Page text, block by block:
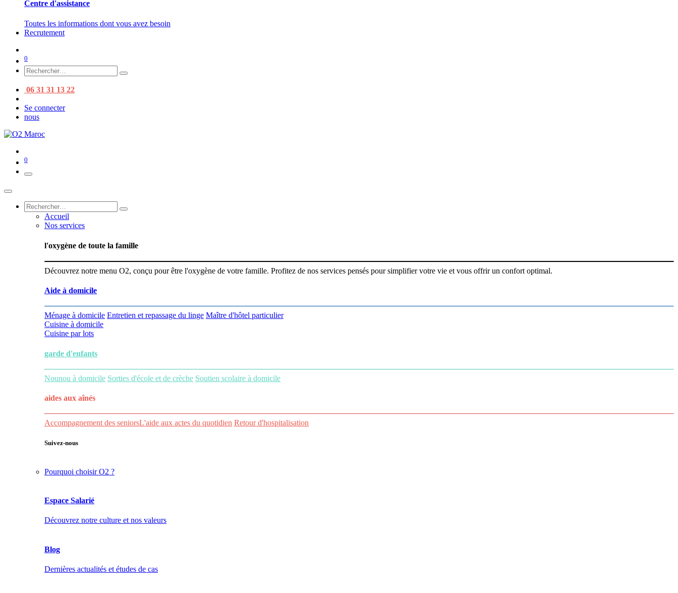
Centre d'assistance
Toutes les informations dont vous avez besoin
Recrutement
0
06 31 31 13 22
Se connecter
nous
0
Accueil
Nos services
l'oxygène de toute la famille
Découvrez notre menu O2, conçu pour être l'oxygène de votre famille. Profitez de nos services pensés pour simplifier votre vie et vous offrir un confort optimal.
Aide à domicile
Ménage à domicile Entretien et repassage du linge Maître d'hôtel particulier
Cuisine à domicile
Cuisine par lots
garde d'enfants
Nounou à domicile Sorties d'école et de crèche Soutien scolaire à domicile
aides aux aînés
Accompagnement des seniorsL'aide aux actes du quotidien Retour d'hospitalisation
Suivez-nous
Pourquoi choisir O2 ?
Espace Salarié
Découvrez notre culture et nos valeurs
Blog
Dernières actualités et études de cas